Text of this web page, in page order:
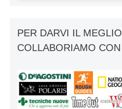
PER DARVI IL MEGLIO
COLLABORIAMO CON